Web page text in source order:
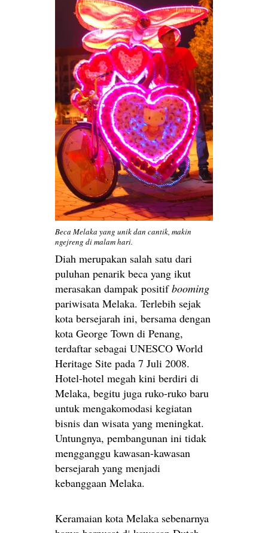
Beca Melaka yang unik dan cantik, makin
ngejreng di malam hari.
Diah merupakan salah satu dari
puluhan penarik beca yang ikut
merasakan dampak positifbooming
pariwisata Melaka. Terlebih sejak
kota bersejarah ini, bersama dengan
kota George Town di Penang,
terdaftar sebagai UNESCO World
Heritage Site pada 7 Juli 2008.
Hotel-hotel megah kini berdiri di
Melaka, begitu juga ruko-ruko baru
untuk mengakomodasi kegiatan
bisnis dan wisata yang meningkat.
Untungnya, pembangunan ini tidak
mengganggu kawasan-kawasan
bersejarah yang menjadi
kebanggaan Melaka.
Keramaian kota Melaka sebenarnya